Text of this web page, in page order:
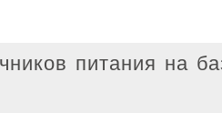
питания на